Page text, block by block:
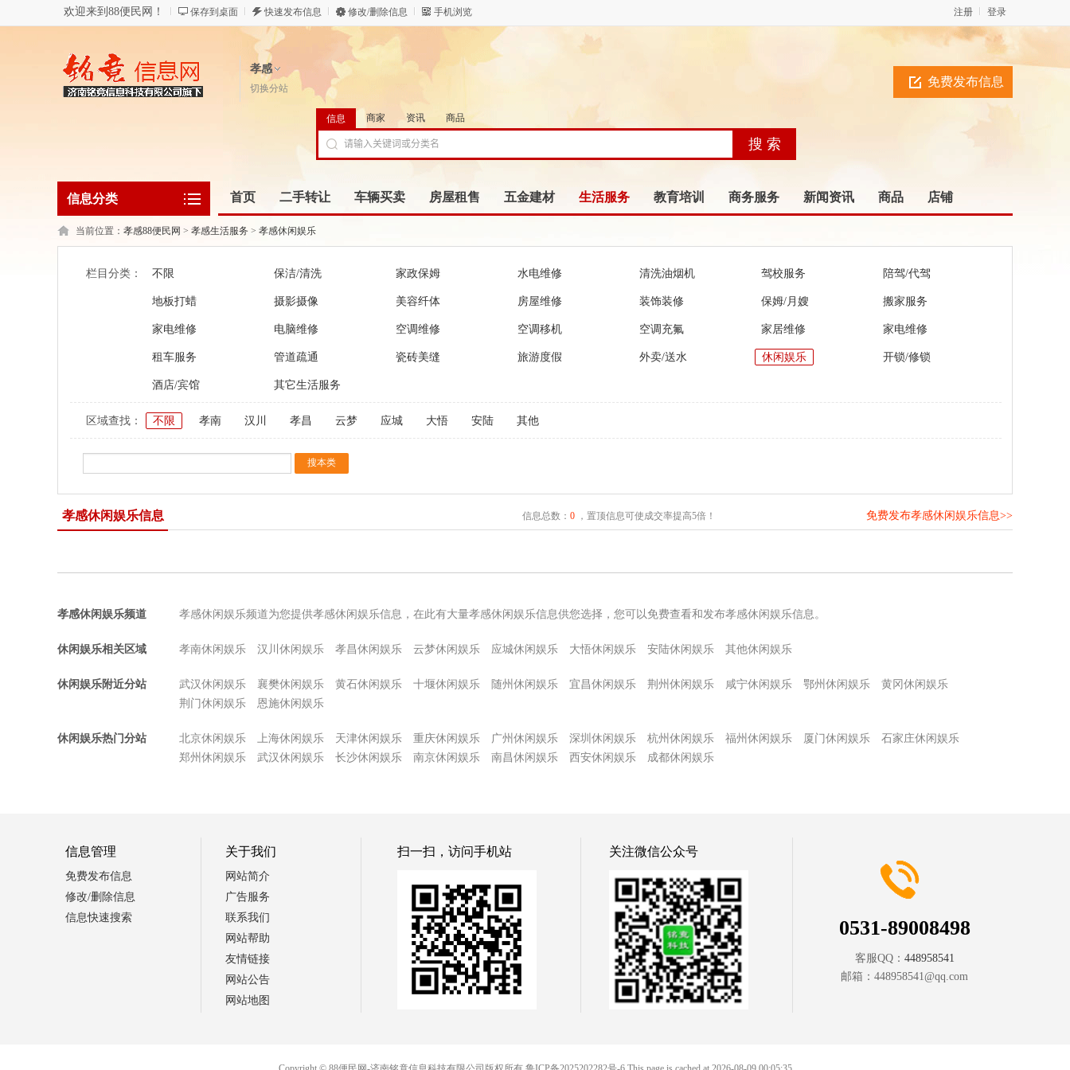
欢迎来到88便民网！ 保存到桌面 快速发布信息 修改/删除信息 手机浏览 登录
注册
孝感
切换分站 免费发布信息
信息 商家 资讯 商品
信息分类 首页 二手转让 车辆买卖 房屋租售 五金建材 生活服务 教育培训 商务服务 新闻资讯 商品 店铺
当前位置： 孝感88便民网 > 孝感生活服务 > 孝感休闲娱乐
栏目分类： 不限 保洁/清洗 家政保姆 水电维修 清洗油烟机 驾校服务 陪驾/代驾
地板打蜡 摄影摄像 美容纤体 房屋维修 装饰装修 保姆/月嫂 搬家服务
家电维修 电脑维修 空调维修 空调移机 空调充氟 家居维修 家电维修
租车服务 管道疏通 瓷砖美缝 旅游度假 外卖/送水 休闲娱乐 开锁/修锁
酒店/宾馆 其它生活服务
区域查找： 不限 孝南 汉川 孝昌 云梦 应城 大悟 安陆 其他
孝感休闲娱乐信息 信息总数： 0，置顶信息可使成交率提高5倍！ 免费发布孝感休闲娱乐信息>>
孝感休闲娱乐频道 孝感休闲娱乐频道为您提供孝感休闲娱乐信息，在此有大量孝感休闲娱乐信息供您选择，您可以免费查看和发布孝感休闲娱乐信息。
休闲娱乐相关区域 孝南休闲娱乐 汉川休闲娱乐 孝昌休闲娱乐 云梦休闲娱乐 应城休闲娱乐 大悟休闲娱乐 安陆休闲娱乐 其他休闲娱乐
休闲娱乐附近分站 武汉休闲娱乐 襄樊休闲娱乐 黄石休闲娱乐 十堰休闲娱乐 随州休闲娱乐 宜昌休闲娱乐 荆州休闲娱乐 咸宁休闲娱乐 鄂州休闲娱乐
黄冈休闲娱乐
荆门休闲娱乐
恩施休闲娱乐
休闲娱乐热门分站 北京休闲娱乐 上海休闲娱乐 天津休闲娱乐 重庆休闲娱乐 广州休闲娱乐 深圳休闲娱乐 杭州休闲娱乐 福州休闲娱乐 厦门休闲娱乐
石家庄休闲娱乐
郑州休闲娱乐
武汉休闲娱乐 长沙休闲娱乐 南京休闲娱乐 南昌休闲娱乐 西安休闲娱乐 成都休闲娱乐
信息管理
免费发布信息
修改/删除信息
信息快速搜索
关于我们
网站简介
广告服务
联系我们
网站帮助
友情链接
网站公告
网站地图
扫一扫，访问手机站 关注微信公众号
0531-89008498
客服QQ： 448958541
邮箱： 448958541@qq.com